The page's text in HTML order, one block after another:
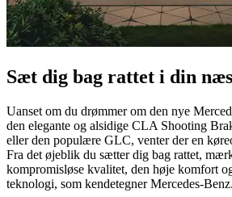
Sæt dig bag rattet i din
Uanset om du drømmer om den nye
den elegante og alsidige CLA Shooting
eller den populære GLC, venter der en
Fra det øjeblik du sætter dig bag rattet,
kompromisløse kvalitet, den høje komfort
teknologi, som kendetegner Mercedes-Benz.